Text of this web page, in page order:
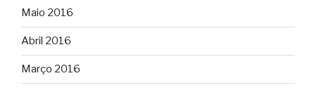
Maio 2016
Abril 2016
Março 2016